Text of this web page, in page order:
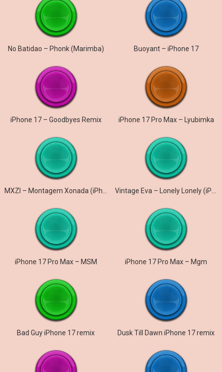
No Batidao – Phonk (Marimba) Buoyant – iPhone 17
iPhone 17 – Goodbyes Remix iPhone 17 Pro Max – Lyubimka
iPhone 17 Pro Max – MSM iPhone 17 Pro Max – Mgm
Bad Guy iPhone 17 remix Dusk Till Dawn iPhone 17 remix